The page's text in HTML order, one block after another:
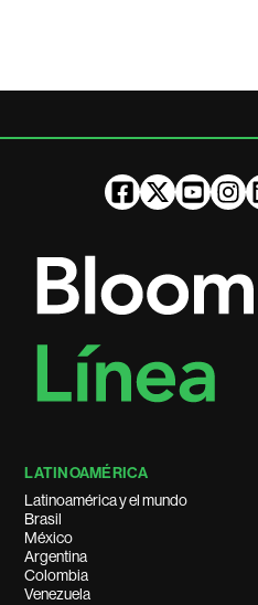
LATINOAMÉRICA
Latinoamérica y el mundo
Brasil
México
Argentina
Colombia
Venezuela